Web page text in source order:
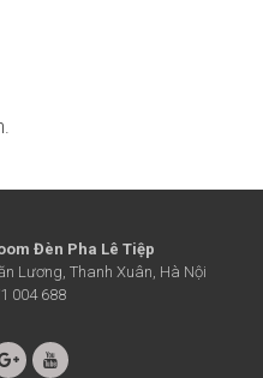
Đèn Pha Lê Tiệp
Lương, Thanh Xuân, Hà Nội
004 688